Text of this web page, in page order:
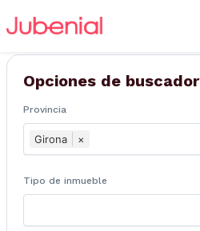
BUSQUEDA DE
Inmuebles
Opciones de buscador
Provincia
Girona ×
Tipo de inmueble